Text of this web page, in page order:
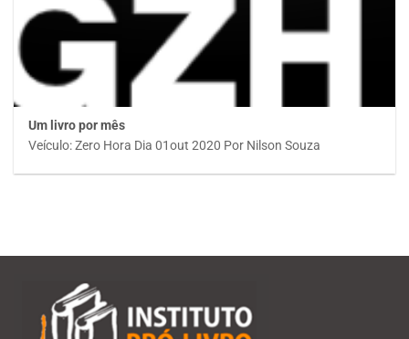
Um livro por mês
Veículo: Zero Hora Dia 01out 2020 Por Nilson Souza